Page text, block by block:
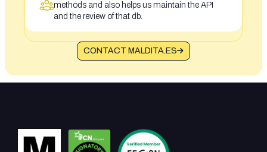
methods and also helps us maintain the API
and the review of that db.
CONTACT MALDITA.ES